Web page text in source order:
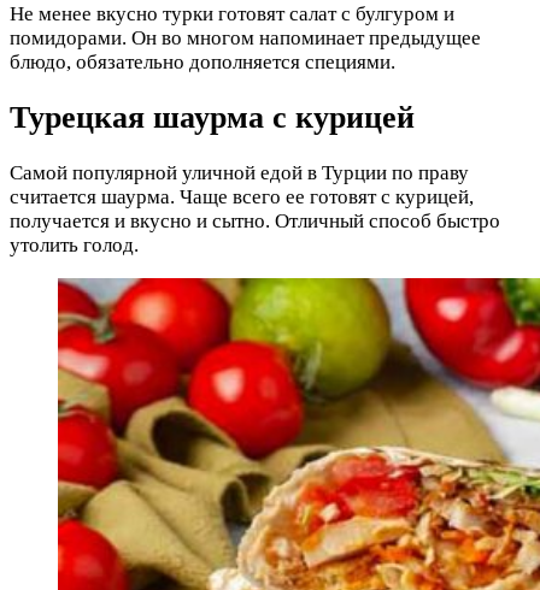
Не менее вкусно турки готовят салат с булгуром и
помидорами. Он во многом напоминает предыдущее
блюдо, обязательно дополняется специями.
Турецкая шаурма с курицей
Самой популярной уличной едой в Турции по праву
считается шаурма. Чаще всего ее готовят с курицей,
получается и вкусно и сытно. Отличный способ быстро
утолить голод.